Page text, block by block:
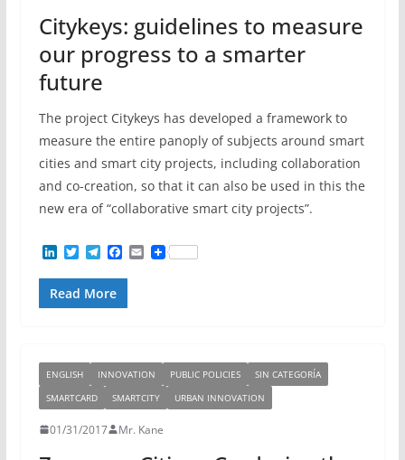
Citykeys: guidelines to measure
our progress to a smarter
future
The project Citykeys has developed a framework to
measure the entire panoply of subjects around smart
cities and smart city projects, including collaboration
and co-creation, so that it can also be used in this the
new era of “collaborative smart city projects”.
L
i
n
k
e
T
w
i
t
t
T
e
l
e
g
F
a
c
b
E
m
Read More
ENGLISH INNOVATION PUBLIC POLICIES
SIN CATEGORÍA
SMARTCARD
SMARTCITY URBAN INNOVATION
01/31/2017 Mr. Kane